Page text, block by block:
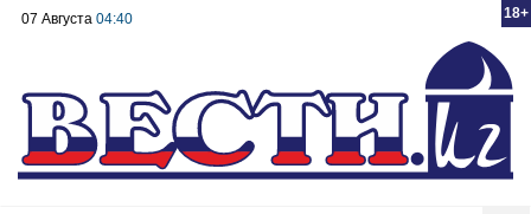
18+
07 Августа 04:40